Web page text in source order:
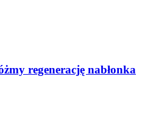
regenerację nabłonka